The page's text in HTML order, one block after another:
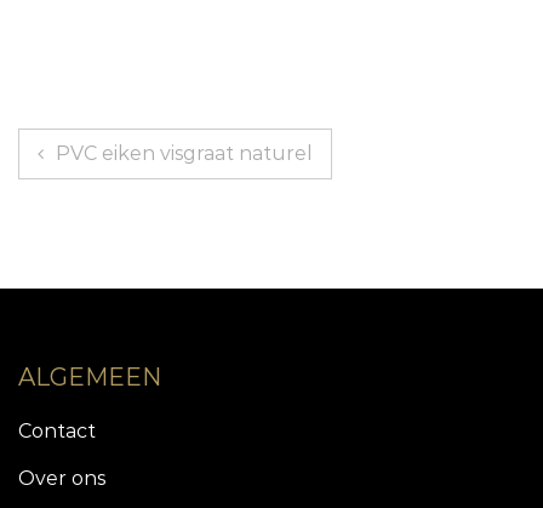
Bericht
navigatie
PVC eiken visgraat naturel
ALGEMEEN
Contact
Over ons